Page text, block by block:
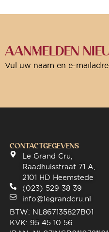
AANMELDEN
Vul uw naam en e-
CONTACTGEGEVENS
Le Grand Cru,
Raadhuisstraat 71 A,
2101 HD Heemstede
(023) 529 38 39
info@legrandcru.nl
BTW: NL867135827B01
KVK: 95 45 10 56